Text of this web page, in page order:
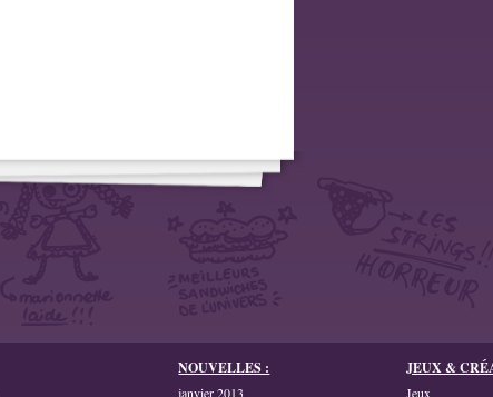
NOUVELLES :
janvier 2013
JEUX &
Jeux